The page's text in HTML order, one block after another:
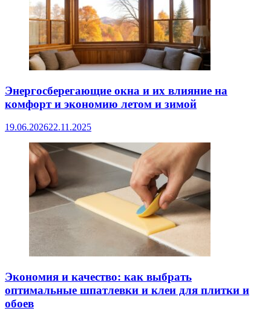
Энергосберегающие окна и их влияние на
комфорт и экономию летом и зимой
19.06.202622.11.2025
Экономия и качество: как выбрать
оптимальные шпатлевки и клеи для плитки и
обоев